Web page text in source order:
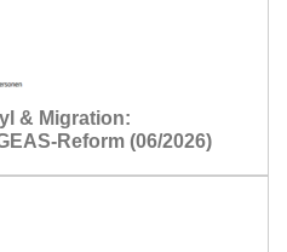
& Migration:
Reform (06/2026)